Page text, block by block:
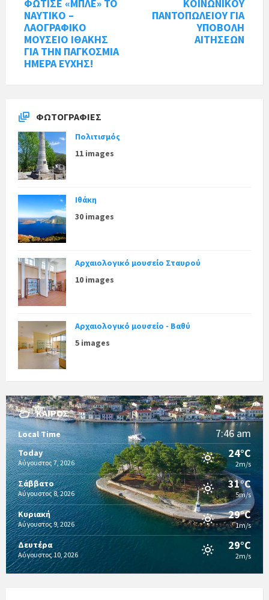
ΦΩΤΙΣΕ «ΜΠΛΕ» ΤΟ
ΝΑΥΤΙΚΟ –
ΛΑΟΓΡΑΦΙΚΟ
ΜΟΥΣΕΙΟ ΙΘΑΚΗΣ
ΓΙΑ ΤΗΝ ΠΑΓΚΟΣΜΙΑ
ΗΜΕΡΑ ΕΥΧΗΣ!
ΚΟΙΝΩΝΙΚΟΥ
ΠΑΝΤΟΠΩΛΕΙΟΥ ΓΙΑ
ΥΠΟΒΟΛΗ
ΑΙΤΗΣΕΩΝ
ΦΩΤΟΓΡΑΦΊΕΣ
Πολιτισμός
11 images
Ιθάκη
30 images
Αρχαιολογικό μουσείο Σταυρού
10 images
Αρχαιολογικό μουσείο - Βαθύ
5 images
ΚΑΙΡΌΣ
Local Time 7:46 am
Today
Αύγουστος 7, 2026
24°C
2m/s
Σάββατο
Αύγουστος 8, 2026
31°C
5m/s
Κυριακή
Αύγουστος 9, 2026
29°C
1m/s
Δευτέρα
Αύγουστος 10, 2026
29°C
2m/s